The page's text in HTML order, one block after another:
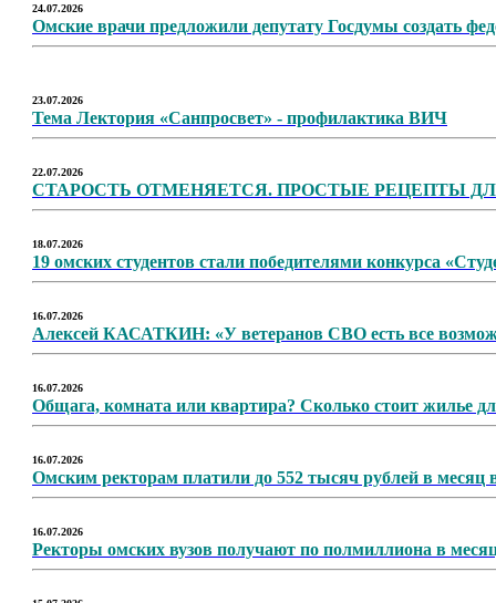
24.07.2026
Омские врачи предложили депутату Госдумы создать
23.07.2026
Тема Лектория «Санпросвет» - профилактика ВИЧ
22.07.2026
СТАРОСТЬ ОТМЕНЯЕТСЯ. ПРОСТЫЕ РЕЦЕПТЫ
18.07.2026
19 омских студентов стали победителями конкурса
16.07.2026
Алексей КАСАТКИН: «У ветеранов СВО есть все
16.07.2026
Общага, комната или квартира? Сколько стоит жилье
16.07.2026
Омским ректорам платили до 552 тысяч рублей в месяц
16.07.2026
Ректоры омских вузов получают по полмиллиона в